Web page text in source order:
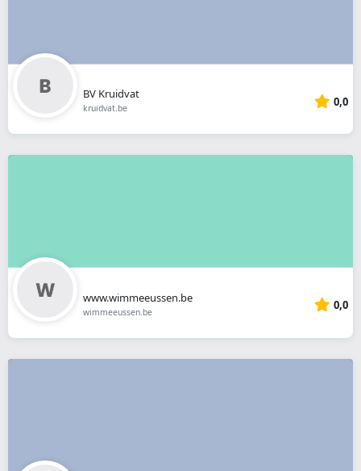
BV Kruidvat
kruidvat.be 0,0
www.wimmeeussen.be
wimmeeussen.be 0,0